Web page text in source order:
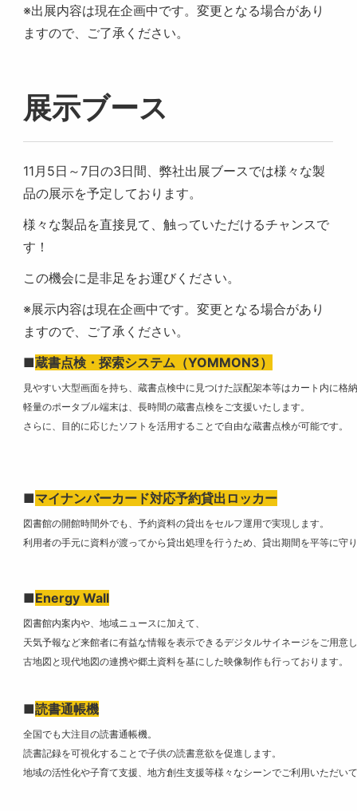
※出展内容は現在企画中です。変更となる場合があり
ますので、ご了承ください。
展示ブース
11月5日～7日の3日間、弊社出展ブースでは様々な製
品の展示を予定しております。
様々な製品を直接見て、触っていただけるチャンスで
す！
この機会に是非足をお運びください。
※展示内容は現在企画中です。変更となる場合があり
ますので、ご了承ください。
■蔵書点検・探索システム（YOMMON3）
見やすい大型画面を持ち、蔵書点検中に見つけた誤配架本等はカート内に格
軽量のポータブル端末は、長時間の蔵書点検をご支援いたします。
さらに、目的に応じたソフトを活用することで自由な蔵書点検が可能です。
■マイナンバーカード対応予約貸出ロッカー
図書館の開館時間外でも、予約資料の貸出をセルフ運用で実現します。
利用者の手元に資料が渡ってから貸出処理を行うため、貸出期間を平等に守
■Energy Wall
図書館内案内や、地域ニュースに加えて、
天気予報など来館者に有益な情報を表示できるデジタルサイネージをご用意
古地図と現代地図の連携や郷土資料を基にした映像制作も行っております。
■読書通帳機
全国でも大注目の読書通帳機。
読書記録を可視化することで子供の読書意欲を促進します。
地域の活性化や子育て支援、地方創生支援等様々なシーンでご利用いただい